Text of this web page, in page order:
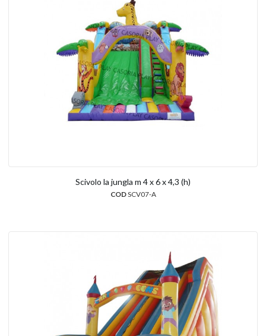
Scivolo la jungla m 4 x 6 x 4,3 (h)
CODSCV07-A